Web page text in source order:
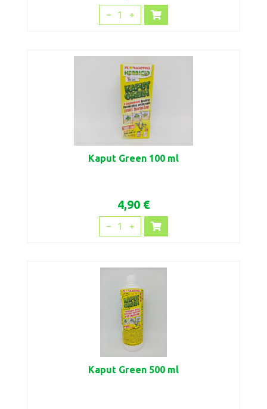
1
Kaput Green 100 ml
4,90 €
1
Kaput Green 500 ml